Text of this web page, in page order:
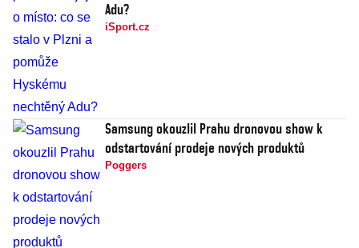
Adu?
iSport.cz
Samsung okouzlil Prahu dronovou show k
odstartování prodeje nových produktů
Poggers